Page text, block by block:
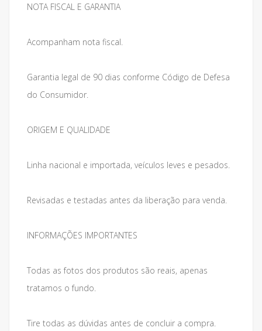
NOTA FISCAL E GARANTIA
Acompanham nota fiscal.
Garantia legal de 90 dias conforme Código de Defesa
do Consumidor.
ORIGEM E QUALIDADE
Linha nacional e importada, veículos leves e pesados.
Revisadas e testadas antes da liberação para venda.
INFORMAÇÕES IMPORTANTES
Todas as fotos dos produtos são reais, apenas
tratamos o fundo.
Tire todas as dúvidas antes de concluir a compra.